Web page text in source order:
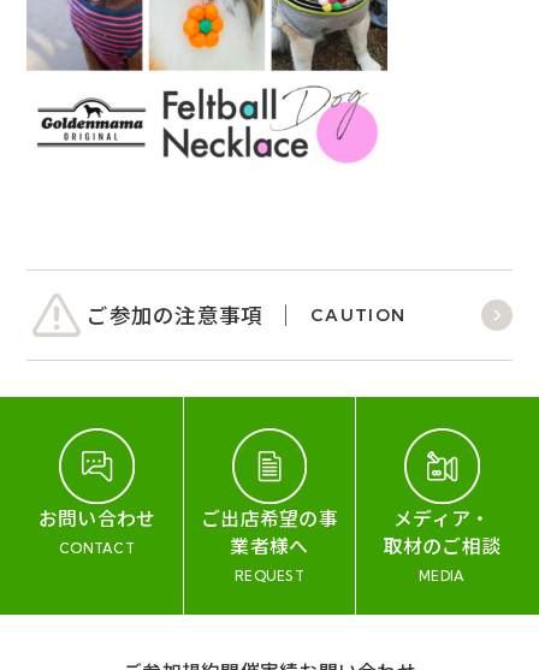
ご参加の注意事項 CAUTION
お問い合わせ
CONTACT
ご出店希望の事
業者様へ
REQUEST
メディア・
取材のご相談
MEDIA